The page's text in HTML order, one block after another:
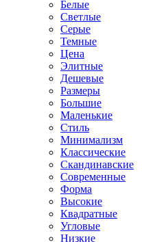
Белые
Светлые
Серые
Темные
Цена
Элитные
Дешевые
Размеры
Большие
Маленькие
Стиль
Минимализм
Классические
Скандинавские
Современные
Форма
Высокие
Квадратные
Угловые
Низкие